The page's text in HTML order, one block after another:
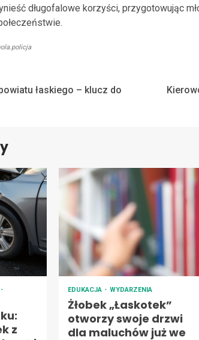
długofalowe korzyści, przygotowując
łaskiego – klucz do
z
EDUKACJA WYDARZENIA
Żłobek „Łaskotek”
otworzy swoje drzwi
dla maluchów już we